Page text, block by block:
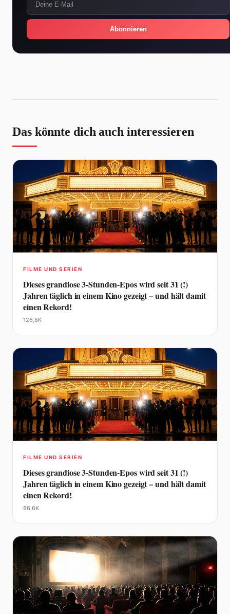
Abonnieren
Das könnte dich auch interessieren
FILME UND SERIEN
Dieses grandiose 3-Stunden-Epos wird seit 31 (!)
Jahren täglich in einem Kino gezeigt – und hält damit
einen Rekord!
126,8K
FILME UND SERIEN
Dieses grandiose 3-Stunden-Epos wird seit 31 (!)
Jahren täglich in einem Kino gezeigt – und hält damit
einen Rekord!
86,6K